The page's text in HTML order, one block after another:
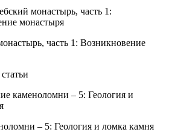
часть 1: Возникновение
– 5: Геология и ломка камня